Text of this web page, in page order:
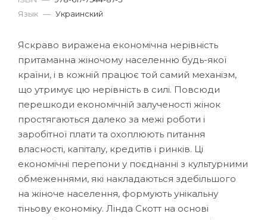
Язык — Украинский
Яскраво виражена економічна нерівність
притаманна жіночому населенню будь-якої
країни, і в кожній працює той самий механізм,
що утримує цю нерівність в силі. Повсюди
перешкоди економічній залученості жінок
простягаються далеко за межі роботи і
заробітної плати та охоплюють питання
власності, капіталу, кредитів і ринків. Ці
економічні перепони у поєднанні з культурними
обмеженнями, які накладаються здебільшого
на жіноче населення, формують унікальну
тіньову економіку. Лінда Скотт на основі